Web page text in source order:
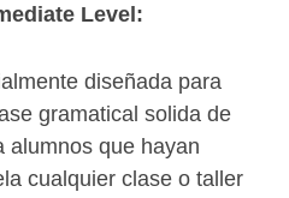
Level:
diseñada para
gramatical solida de
alumnos que hayan
cualquier clase o taller